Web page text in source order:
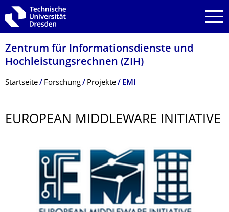
Zur Hauptnavigation springen
Zur Suche springen
Zum Inhalt springen
Zentrum für Informations­dienste und
Hochleistungs­rechnen (ZIH)
Breadcrumb-Menü
Startseite Forschung Projekte EMI
EUROPEAN MIDDLEWARE INITIATIVE